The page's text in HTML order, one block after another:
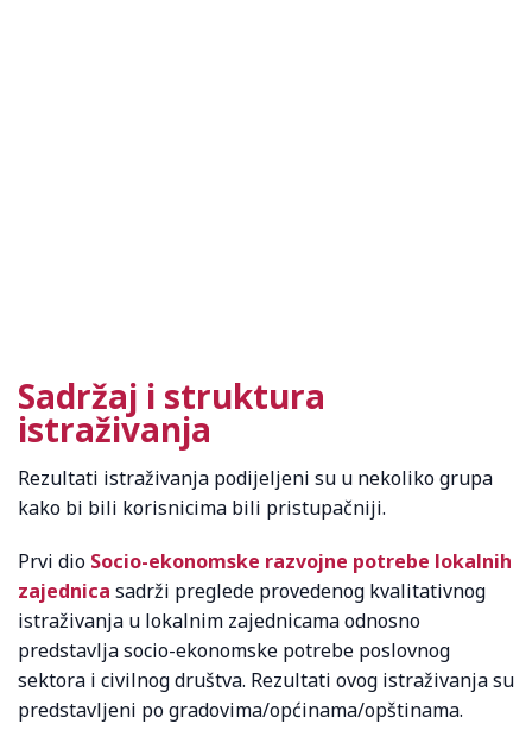
Sadržaj i struktura
istraživanja
Rezultati istraživanja podijeljeni su u nekoliko grupa
kako bi bili korisnicima bili pristupačniji.
Prvi dio Socio-ekonomske razvojne potrebe lokalnih
zajednica sadrži preglede provedenog kvalitativnog
istraživanja u lokalnim zajednicama odnosno
predstavlja socio-ekonomske potrebe poslovnog
sektora i civilnog društva. Rezultati ovog istraživanja su
predstavljeni po gradovima/općinama/opštinama.